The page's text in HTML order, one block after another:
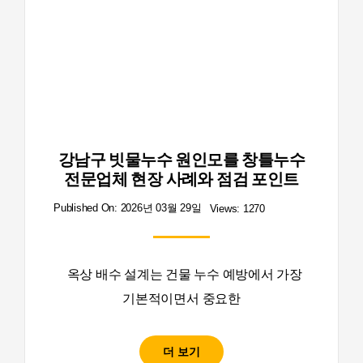
강남구 빗물누수 원인모를 창틀누수
전문업체 현장 사례와 점검 포인트
Published On: 2026년 03월 29일 Views: 1270
옥상 배수 설계는 건물 누수 예방에서 가장
기본적이면서 중요한
더 보기